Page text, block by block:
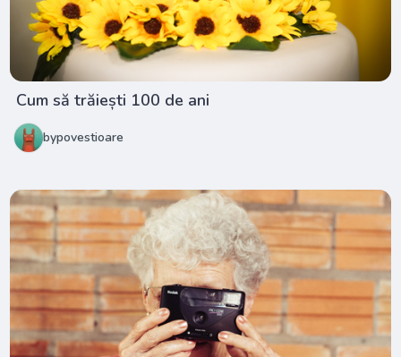
Cum să trăiești 100 de ani
bypovestioare